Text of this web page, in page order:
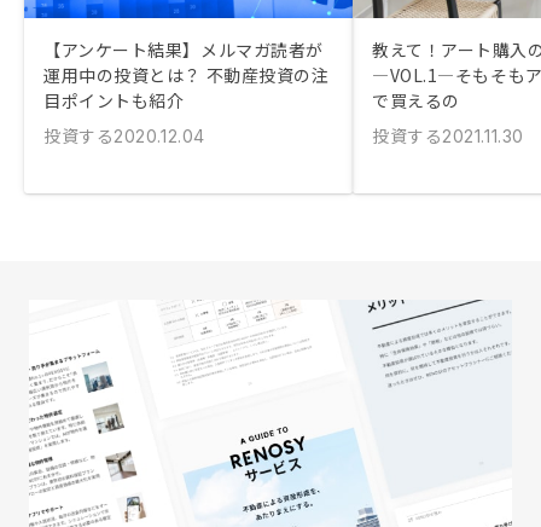
【アンケート結果】メルマガ読者が
運用中の投資とは？ 不動産投資の注
目ポイントも紹介
投資する2020.12.04
教えて！アート購入
―VOL.1―そもそも
で買えるの
投資する2021.11.30